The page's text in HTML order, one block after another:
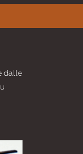
dalle